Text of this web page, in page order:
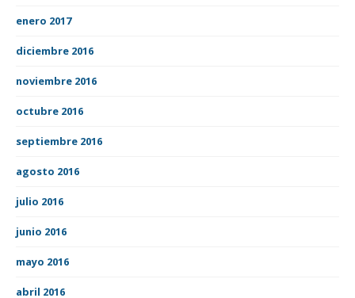
enero 2017
diciembre 2016
noviembre 2016
octubre 2016
septiembre 2016
agosto 2016
julio 2016
junio 2016
mayo 2016
abril 2016